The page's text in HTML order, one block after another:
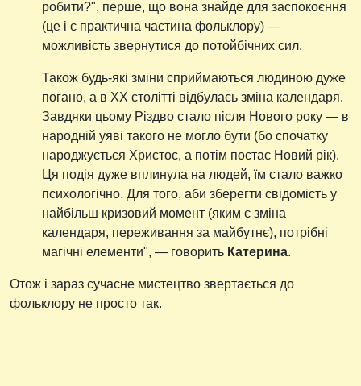
робити?", перше, що вона знайде для заспокоєння
(це і є практична частина фольклору) —
можливість звернутися до потойбічних сил.
Також будь-які зміни сприймаються людиною дуже
погано, а в XX столітті відбулась зміна календаря.
Завдяки цьому Різдво стало після Нового року — в
народній уяві такого не могло бути (бо спочатку
народжується Христос, а потім постає Новий рік).
Ця подія дуже вплинула на людей, їм стало важко
психологічно. Для того, аби зберегти свідомість у
найбільш кризовий момент (яким є зміна
календаря, переживання за майбутнє), потрібні
магічні елементи", — говорить Катерина.
Отож і зараз сучасне мистецтво звертається до
фольклору не просто так.